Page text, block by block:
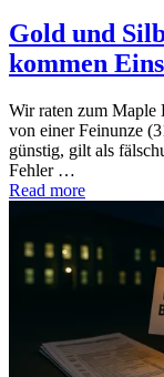
Gold und
kommen
Wir raten zum
von einer Feinunze
günstig, gilt als
Fehler …
Read more